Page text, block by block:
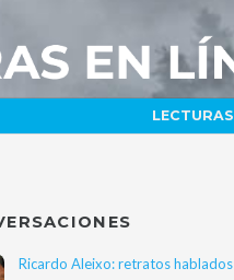
LECTURAS
Ricardo Aleixo: retratos hablados